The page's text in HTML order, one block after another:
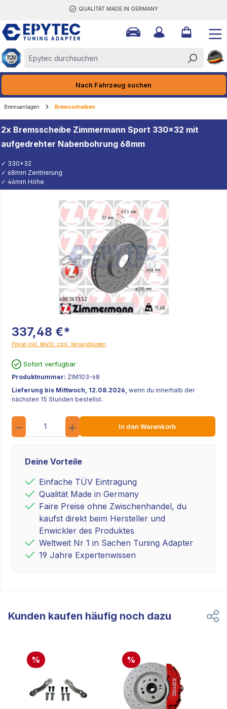
QUALITÄT MADE IN GERMANY
Nach Fahrzeug suchen
Bremsanlagen Bremsscheiben
2x Bremsscheibe Zimmermann Sport 330x32 mit
aufgedrehter Nabenbohrung 68mm
✓ 330x32
✓ 68mm Zentrierung
✓ 46mm Höhe
337,48 €*
Preise inkl. MwSt. zzgl. Versandkosten
Sofort verfügbar
Produktnummer: ZIM103-68
Lieferung bis Mittwoch, 12.08.2026, wenn du innerhalb der
nächsten 15 Stunden bestellst.
Anzahl
In den Warenkorb
Deine Vorteile
Einfache TÜV Eintragung
Qualität Made in Germany
Faire Preise ohne Zwischenhandel, du
kaufst direkt beim Hersteller und
Enwickler des Produktes
Weltweit Nr 1 in Sachen Tuning Adapter
19 Jahre Expertenwissen
Kunden kaufen häufig noch dazu
% %